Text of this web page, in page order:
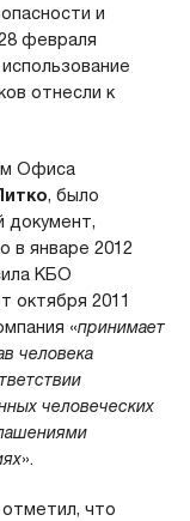
и
февраля
отнесли к
Офиса
, было
документ,
в январе 2012
КБО
октября 2011
«принимает
человека
человеческих
».
отметил, что